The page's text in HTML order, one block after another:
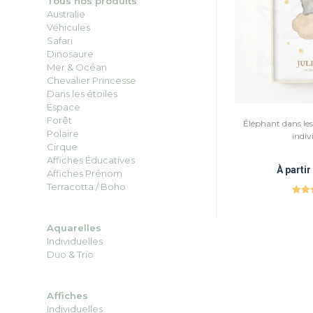
Éléphant dans
À partir
Australie
Véhicules
Safari
Dinosaure
Mer & Océan
Chevalier Princesse
Dans les étoiles
Espace
Forêt
Polaire
Cirque
Affiches Éducatives
Affiches Prénom
Terracotta / Boho
Aquarelles
Individuelles
Duo &Trio
Affiches
Individuelles